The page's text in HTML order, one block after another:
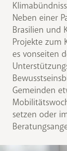
Neben einer
Brasilien und
Projekte zum
es vonseiten
Gemeinden
setzen oder